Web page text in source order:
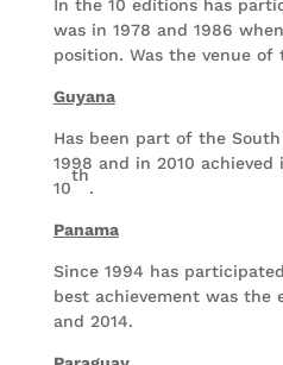
In the 10 editions has
was in 1978 and 1986
position. Was the venue of
Guyana
Has been part of the
1998 and in 2010
10
th
.
Panama
Since 1994 has
best achievement was the
and 2014.